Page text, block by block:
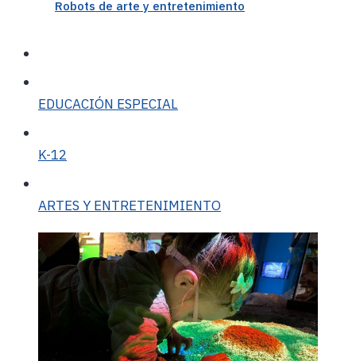
Robots de arte y entretenimiento
EDUCACIÓN ESPECIAL
K-12
ARTES Y ENTRETENIMIENTO